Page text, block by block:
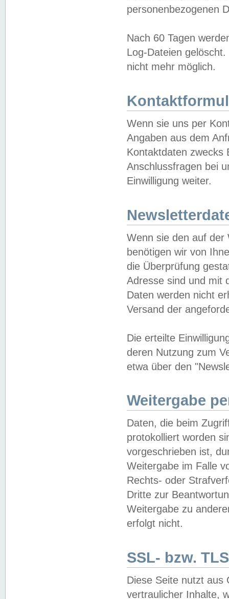
personenbezogenen
Nach 60 Tagen
Log-Dateien
nicht mehr möglich.
Wenn sie uns per
Angaben aus dem
Kontaktdaten zwecks
Anschlussfragen bei
Einwilligung weiter.
Wenn sie den auf der
benötigen wir von
die Überprüfung
Adresse sind und mit
Daten werden nicht
Versand der
Die erteilte
deren Nutzung zum
etwa über den
Weitergabe
Daten, die beim
protokolliert worden
vorgeschrieben ist,
Weitergabe im Falle
Rechts- oder
Dritte zur
Weitergabe zu
erfolgt nicht.
SSL- bzw.
Diese Seite nutzt aus
vertraulicher Inhalte,